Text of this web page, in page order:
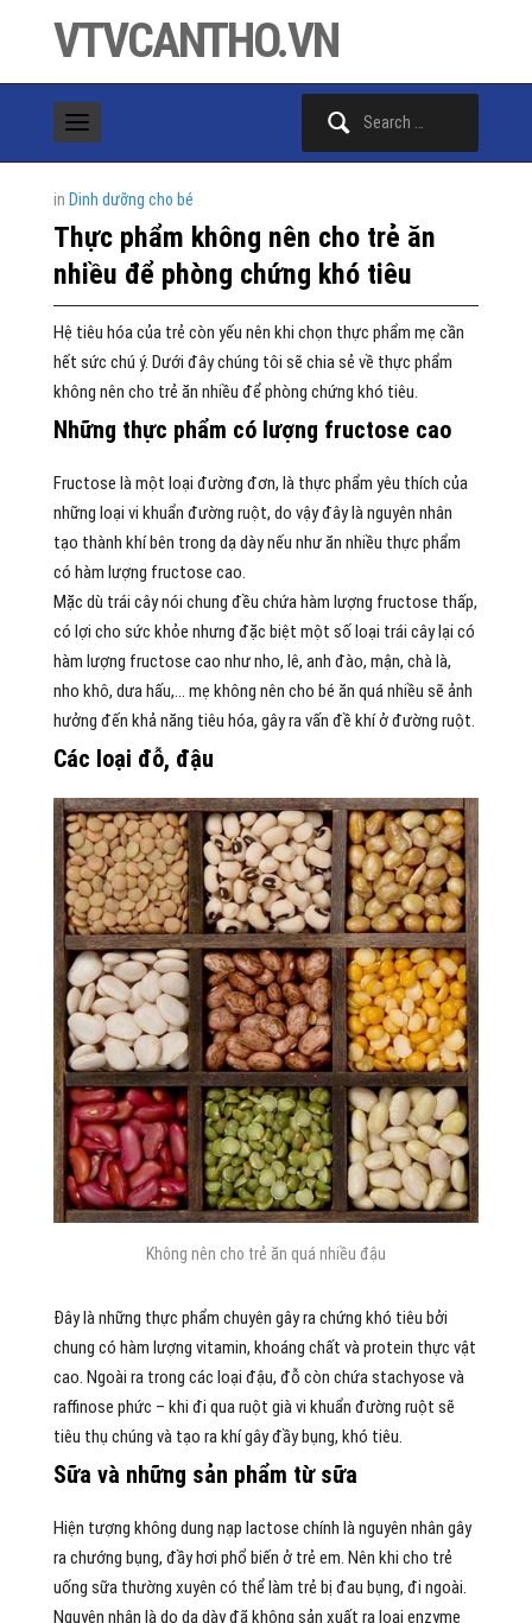
VTVCANTHO.VN
in Dinh dưỡng cho bé
Thực phẩm không nên cho trẻ ăn
nhiều để phòng chứng khó tiêu
Hệ tiêu hóa của trẻ còn yếu nên khi chọn thực phẩm mẹ cần
hết sức chú ý. Dưới đây chúng tôi sẽ chia sẻ về thực phẩm
không nên cho trẻ ăn nhiều để phòng chứng khó tiêu.
Những thực phẩm có lượng fructose cao
Fructose là một loại đường đơn, là thực phẩm yêu thích của
những loại vi khuẩn đường ruột, do vậy đây là nguyên nhân
tạo thành khí bên trong dạ dày nếu như ăn nhiều thực phẩm
có hàm lượng fructose cao.
Mặc dù trái cây nói chung đều chứa hàm lượng fructose thấp,
có lợi cho sức khỏe nhưng đặc biệt một số loại trái cây lại có
hàm lượng fructose cao như nho, lê, anh đào, mận, chà là,
nho khô, dưa hấu,… mẹ không nên cho bé ăn quá nhiều sẽ ảnh
hưởng đến khả năng tiêu hóa, gây ra vấn đề khí ở đường ruột.
Các loại đỗ, đậu
Không nên cho trẻ ăn quá nhiều đậu
Đây là những thực phẩm chuyên gây ra chứng khó tiêu bởi
chung có hàm lượng vitamin, khoáng chất và protein thực vật
cao. Ngoài ra trong các loại đậu, đỗ còn chứa stachyose và
raffinose phức – khi đi qua ruột già vi khuẩn đường ruột sẽ
tiêu thụ chúng và tạo ra khí gây đầy bụng, khó tiêu.
Sữa và những sản phẩm từ sữa
Hiện tượng không dung nạp lactose chính là nguyên nhân gây
ra chướng bụng, đầy hơi phổ biến ở trẻ em. Nên khi cho trẻ
uống sữa thường xuyên có thể làm trẻ bị đau bụng, đi ngoài.
Nguyên nhân là do dạ dày đã không sản xuất ra loại enzyme